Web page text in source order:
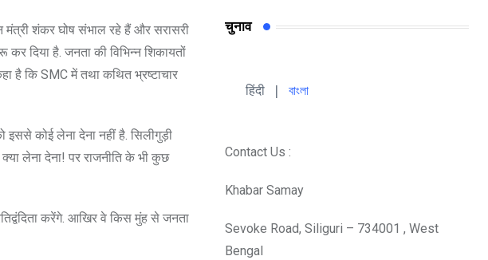
मंत्री शंकर घोष संभाल रहे हैं और सरासरी
दिया है. जनता की विभिन्न शिकायतों
है कि SMC में तथा कथित भ्रष्टाचार
इससे कोई लेना देना नहीं है. सिलीगुड़ी
क्या लेना देना! पर राजनीति के भी कुछ
करेंगे. आखिर वे किस मुंह से जनता
चुनाव
हिंदी | বাংলা
Contact Us :
Khabar Samay
Sevoke Road, Siliguri – 734001 , West
Bengal